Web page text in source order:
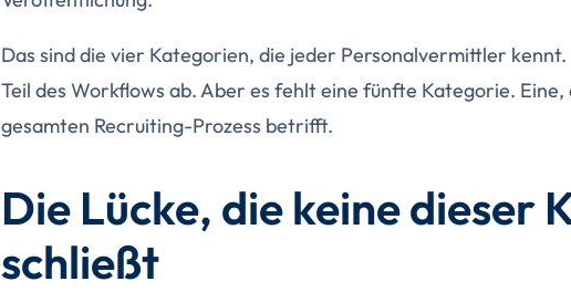
Das sind die vier Kategorien, die jeder Personalvermittler
Teil des Workflows ab. Aber es fehlt eine fünfte Kategorie.
gesamten Recruiting-Prozess betrifft.
Die Lücke, die keine dieser
schließt